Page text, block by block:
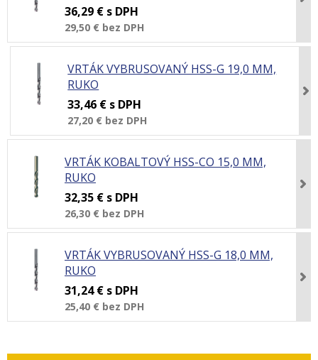
36,29 € s DPH
29,50 € bez DPH
VRTÁK VYBRUSOVANÝ HSS-G 19,0 MM,
RUKO
33,46 € s DPH
27,20 € bez DPH
VRTÁK KOBALTOVÝ HSS-CO 15,0 MM,
RUKO
32,35 € s DPH
26,30 € bez DPH
VRTÁK VYBRUSOVANÝ HSS-G 18,0 MM,
RUKO
31,24 € s DPH
25,40 € bez DPH